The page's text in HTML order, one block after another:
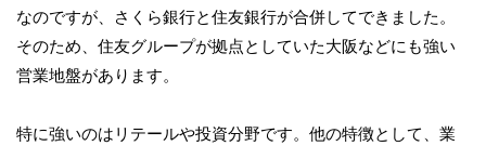
なのですが、さくら銀行と住友銀行が合併してできました。
そのため、住友グループが拠点としていた大阪などにも強い
営業地盤があります。
特に強いのはリテールや投資分野です。他の特徴として、業